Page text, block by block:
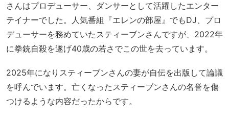
さんはプロデューサー、ダンサーとして活躍したエンター
テイナーでした。人気番組『エレンの部屋』でもDJ、プロ
デューサーを務めていたスティーブンさんですが、2022年
に拳銃自殺を遂げ40歳の若さでこの世を去っています。
2025年になりスティーブンさんの妻が自伝を出版して論議
を呼んでいます。亡くなったスティーブンさんの名誉を傷
つけるような内容だったからです。